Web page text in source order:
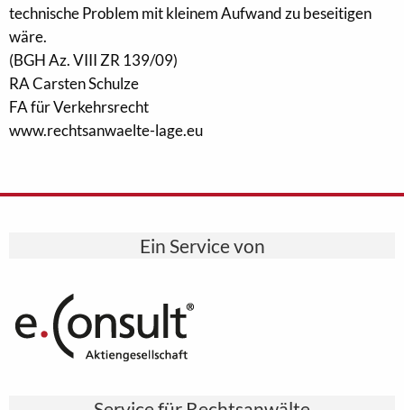
technische Problem mit kleinem Aufwand zu beseitigen
wäre.
(BGH Az. VIII ZR 139/09)
RA Carsten Schulze
FA für Verkehrsrecht
www.rechtsanwaelte-lage.eu
Ein Service von